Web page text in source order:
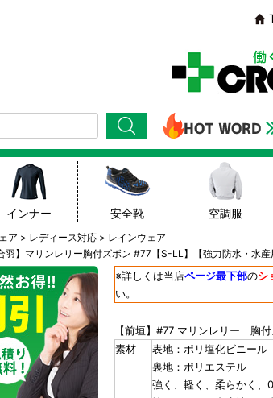
検索
インナー 安全靴 空調服
ア レディース対応
レインウェア
羽】マリンレリー胸付ズボン #77【S-LL】【強力防水・水
※詳しくは当店ページ最下部のシ
い。
【前垣】#77 マリンレリー 胸付
素材
表地：ポリ塩化ビニール
裏地：ポリエステル
強く、軽く、柔らかく、